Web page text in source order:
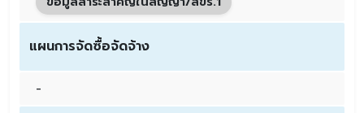
แผนการจัดซื้อจัดจ้าง
-